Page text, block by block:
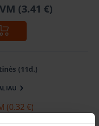
(3.41 €)
(11d.)
(0.32 €)